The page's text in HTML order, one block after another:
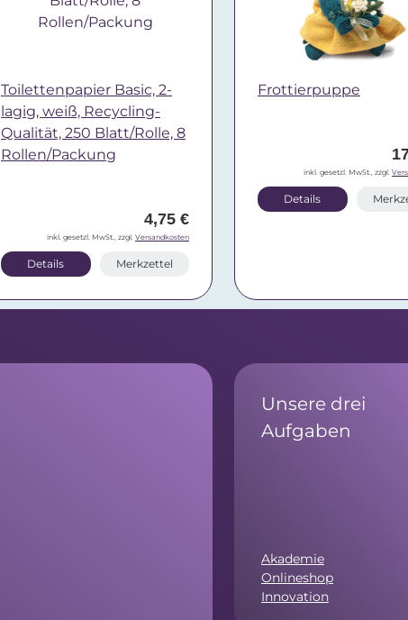
Toilettenpapier Basic, 2-
lagig, weiß, Recycling-
Qualität, 250 Blatt/Rolle, 8
Rollen/Packung
4,75 €
inkl. gesetzl. MwSt., zzgl. Versandkosten
Details Merkzettel
Frottierpuppe
inkl. gesetzl. MwSt., zzgl.
Details
Unsere drei
Aufgaben
Akademie
Onlineshop
Innovation